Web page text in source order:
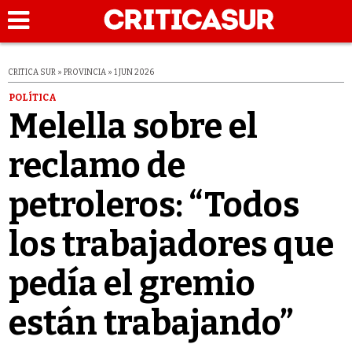
CRITICA SUR » PROVINCIA » 1 JUN 2026
POLÍTICA
Melella sobre el
reclamo de
petroleros: “Todos
los trabajadores que
pedía el gremio
están trabajando”